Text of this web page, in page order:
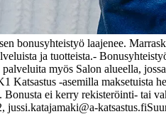
bonusyhteistyö laajenee.
ja tuotteista.-
myös Salon alueella,
Katsastus -asemilla maksetuista
ei kerry rekisteröinti- tai
jussi.katajamaki@a-katsastus.fi